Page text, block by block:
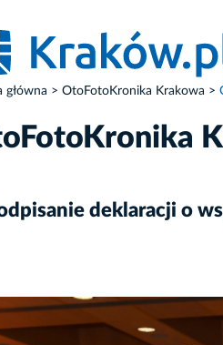
główna OtoFotoKronika Krakowa
deklaracji o